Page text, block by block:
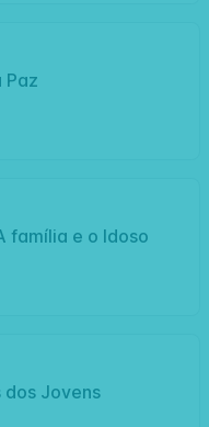
Paz
família e o Idoso
Jovens